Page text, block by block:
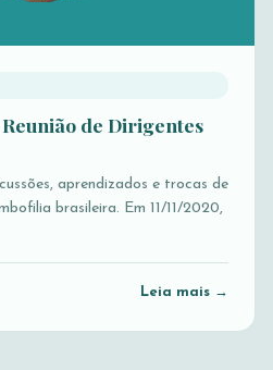
de Dirigentes
aprendizados e trocas de
brasileira. Em 11/11/2020,
Leia mais →